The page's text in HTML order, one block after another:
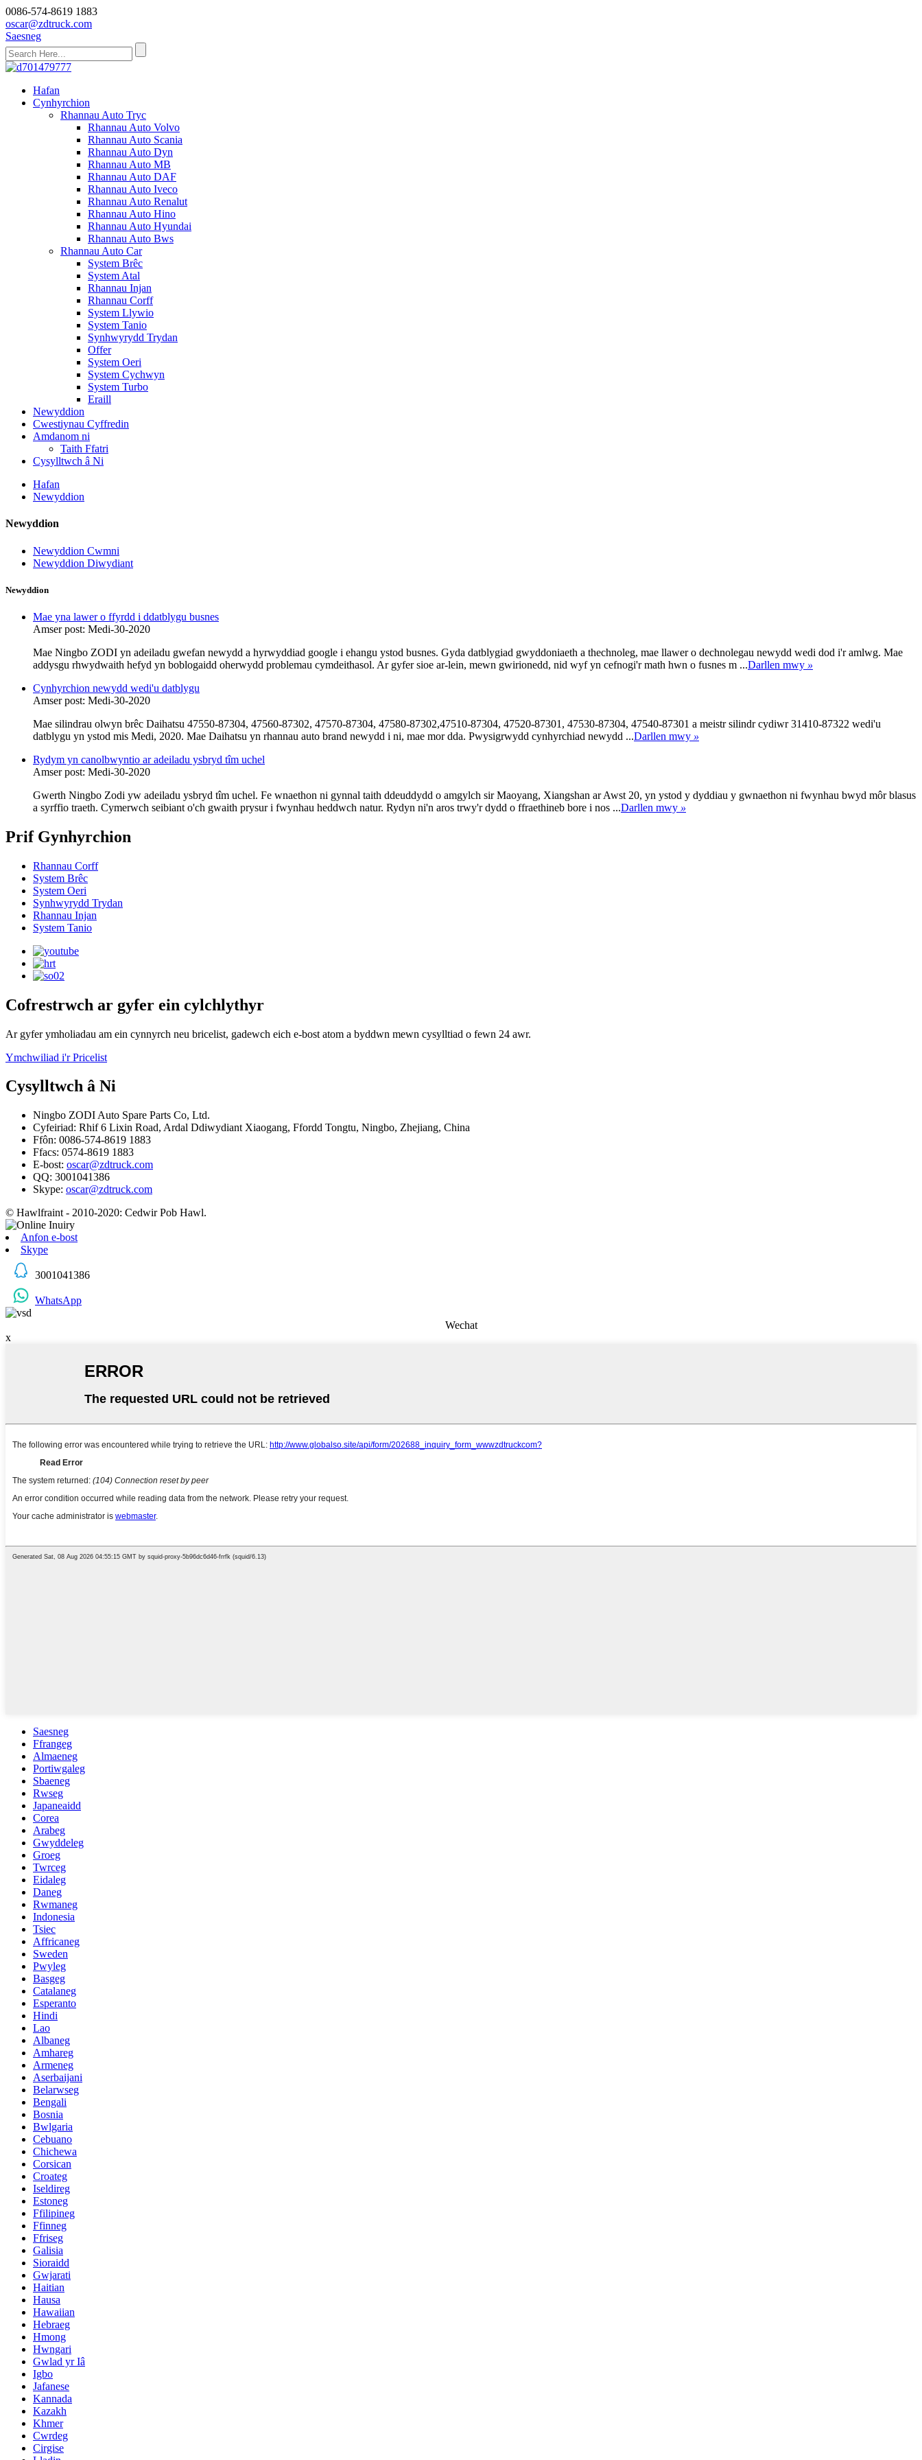
0086-574-8619 1883
oscar@zdtruck.com
Saesneg
Hafan
Cynhyrchion
Rhannau Auto Tryc
Rhannau Auto Volvo
Rhannau Auto Scania
Rhannau Auto Dyn
Rhannau Auto MB
Rhannau Auto DAF
Rhannau Auto Iveco
Rhannau Auto Renalut
Rhannau Auto Hino
Rhannau Auto Hyundai
Rhannau Auto Bws
Rhannau Auto Car
System Brêc
System Atal
Rhannau Injan
Rhannau Corff
System Llywio
System Tanio
Synhwyrydd Trydan
Offer
System Oeri
System Cychwyn
System Turbo
Eraill
Newyddion
Cwestiynau Cyffredin
Amdanom ni
Taith Ffatri
Cysylltwch â Ni
Hafan
Newyddion
Newyddion
Newyddion Cwmni
Newyddion Diwydiant
Newyddion
Mae yna lawer o ffyrdd i ddatblygu busnes
Amser post: Medi-30-2020
Mae Ningbo ZODI yn adeiladu gwefan newydd a hyrwyddiad google i ehangu ystod busnes. Gyda datblygiad gwyddoniaeth a thechnoleg, mae llawer o dechnolegau newydd wedi dod i'r amlwg. Mae
addysgu rhwydwaith hefyd yn boblogaidd oherwydd problemau cymdeithasol. Ar gyfer sioe ar-lein, mewn gwirionedd, nid wyf yn cefnogi'r math hwn o fusnes m ...Darllen mwy »
Cynhyrchion newydd wedi'u datblygu
Amser post: Medi-30-2020
Mae silindrau olwyn brêc Daihatsu 47550-87304, 47560-87302, 47570-87304, 47580-87302,47510-87304, 47520-87301, 47530-87304, 47540-87301 a meistr silindr cydiwr 31410-87322 wedi'u
datblygu yn ystod mis Medi, 2020. Mae Daihatsu yn rhannau auto brand newydd i ni, mae mor dda. Pwysigrwydd cynhyrchiad newydd ...Darllen mwy »
Rydym yn canolbwyntio ar adeiladu ysbryd tîm uchel
Amser post: Medi-30-2020
Gwerth Ningbo Zodi yw adeiladu ysbryd tîm uchel. Fe wnaethon ni gynnal taith ddeuddydd o amgylch sir Maoyang, Xiangshan ar Awst 20, yn ystod y dyddiau y gwnaethon ni fwynhau bwyd môr blasus
a syrffio traeth. Cymerwch seibiant o'ch gwaith prysur i fwynhau heddwch natur. Rydyn ni'n aros trwy'r dydd o ffraethineb bore i nos ...Darllen mwy »
Prif Gynhyrchion
Rhannau Corff
System Brêc
System Oeri
Synhwyrydd Trydan
Rhannau Injan
System Tanio
Cofrestrwch ar gyfer ein cylchlythyr
Ar gyfer ymholiadau am ein cynnyrch neu bricelist, gadewch eich e-bost atom a byddwn mewn cysylltiad o fewn 24 awr.
Ymchwiliad i'r Pricelist
Cysylltwch â Ni
Ningbo ZODI Auto Spare Parts Co, Ltd.
Cyfeiriad: Rhif 6 Lixin Road, Ardal Ddiwydiant Xiaogang, Ffordd Tongtu, Ningbo, Zhejiang, China
Ffôn: 0086-574-8619 1883
Ffacs: 0574-8619 1883
E-bost: oscar@zdtruck.com
QQ: 3001041386
Skype: oscar@zdtruck.com
© Hawlfraint - 2010-2020: Cedwir Pob Hawl.
Anfon e-bost
Skype
3001041386
WhatsApp
Wechat
x
Saesneg
Ffrangeg
Almaeneg
Portiwgaleg
Sbaeneg
Rwseg
Japaneaidd
Corea
Arabeg
Gwyddeleg
Groeg
Twrceg
Eidaleg
Daneg
Rwmaneg
Indonesia
Tsiec
Affricaneg
Sweden
Pwyleg
Basgeg
Catalaneg
Esperanto
Hindi
Lao
Albaneg
Amhareg
Armeneg
Aserbaijani
Belarwseg
Bengali
Bosnia
Bwlgaria
Cebuano
Chichewa
Corsican
Croateg
Iseldireg
Estoneg
Ffilipineg
Ffinneg
Ffriseg
Galisia
Sioraidd
Gwjarati
Haitian
Hausa
Hawaiian
Hebraeg
Hmong
Hwngari
Gwlad yr Iâ
Igbo
Jafanese
Kannada
Kazakh
Khmer
Cwrdeg
Cirgise